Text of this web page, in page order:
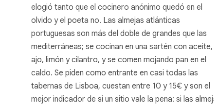
elogió tanto que el cocinero anónimo quedó en el
olvido y el poeta no. Las almejas atlánticas
portuguesas son más del doble de grandes que las
mediterráneas; se cocinan en una sartén con aceite,
ajo, limón y cilantro, y se comen mojando pan en el
caldo. Se piden como entrante en casi todas las
tabernas de Lisboa, cuestan entre 10 y 15€ y son el
mejor indicador de si un sitio vale la pena: si las